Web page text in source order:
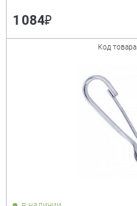
1 084₽
Код товара